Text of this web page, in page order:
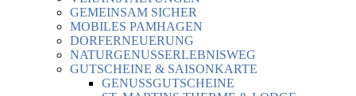
GEMEINSAM SICHER
MOBILES PAMHAGEN
DORFERNEUERUNG
NATURGENUSSERLEBNISWEG
GUTSCHEINE & SAISONKARTE
GENUSSGUTSCHEINE